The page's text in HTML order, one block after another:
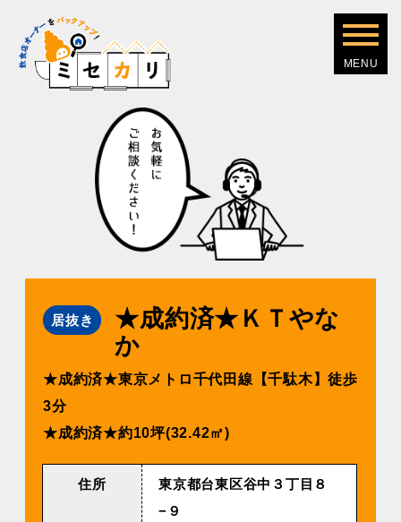
居抜き
★成約済★ＫＴやな
か
★成約済★東京メトロ千代⽥線【千駄⽊】徒歩
3分
★成約済★約10坪(32.42㎡)
住所
東京都台東区谷中３丁目８
−９